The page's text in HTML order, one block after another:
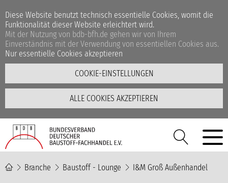
Diese Website benutzt technisch essentielle Cookies, womit die
Funktionalität dieser Website erleichtert wird.
Mit der Nutzung von bdb-bfh.de gehen wir von Ihrem
Einverständnis mit der Verwendung von essentiellen Cookies aus.
Nur essentielle Cookies akzeptieren
COOKIE-EINSTELLUNGEN
ALLE COOKIES AKZEPTIEREN
Branche Baustoff - Lounge I&M Groß Außenhandel